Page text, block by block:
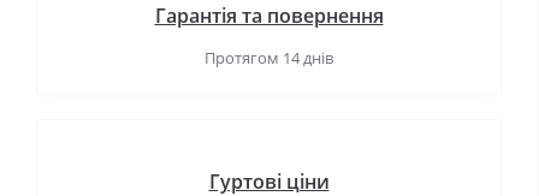
Гарантія та повернення
Протягом 14 днів
Гуртові ціни